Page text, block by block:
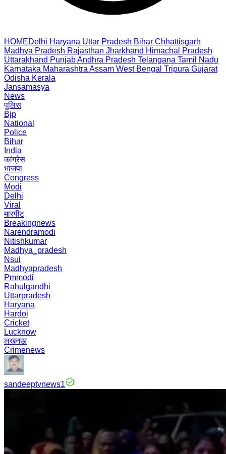
HOMEDelhi Haryana Uttar Pradesh Bihar Chhattisgarh
Madhya Pradesh Rajasthan Jharkhand Himachal Pradesh
Uttarakhand PunjabAndhra Pradesh Telangana Tamil Nadu
Karnataka Maharashtra Assam West Bengal Tripura Gujarat
Odisha Kerala
Jansamasya
News
पुलिस
Bjp
National
Police
Bihar
India
कांग्रेस
भाजपा
Congress
Modi
Delhi
Viral
मारपीट
Breakingnews
Narendramodi
Nitishkumar
Madhya_pradesh
Nsui
Madhyapradesh
Pmmodi
Rahulgandhi
Uttarpradesh
Haryana
Hardoi
Cricket
Lucknow
लखनऊ
Crimenews
sandeeptvnews1